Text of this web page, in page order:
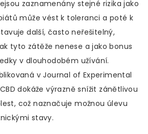
zaznamenány stejné rizika jako
může vést k toleranci a poté k
další, často neřešitelný,
tyto zátěže nenese a jako bonus
v dlouhodobém užívání.
v Journal of Experimental
dokáže výrazně snížit zánětlivou
což naznačuje možnou úlevu
stavy.